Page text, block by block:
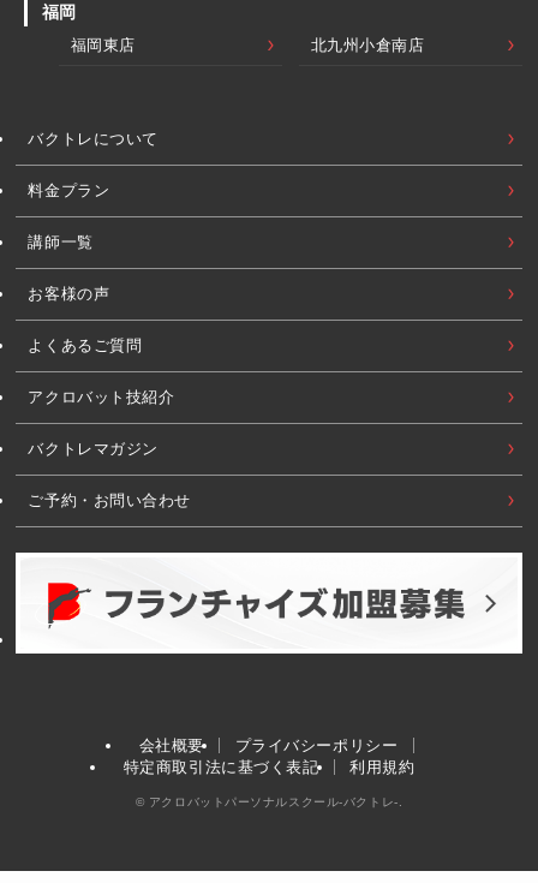
バクトレについて
料金プラン
講師一覧
お客様の声
よくあるご質問
アクロバット技紹介
バクトレマガジン
ご予約・お問い合わせ
福岡
福岡東店 北九州小倉南店
会社概要
プライバシーポリシー
特定商取引法に基づく表記
利用規約
© アクロバットパーソナルスクール-バクトレ-.